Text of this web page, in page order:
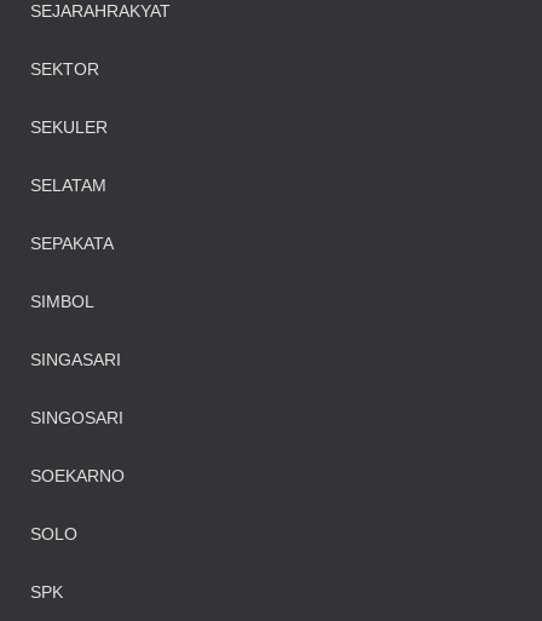
SEJARAHRAKYAT
SEKTOR
SEKULER
SELATAM
SEPAKATA
SIMBOL
SINGASARI
SINGOSARI
SOEKARNO
SOLO
SPK